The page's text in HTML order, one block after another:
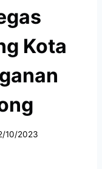
Kota
10/2023